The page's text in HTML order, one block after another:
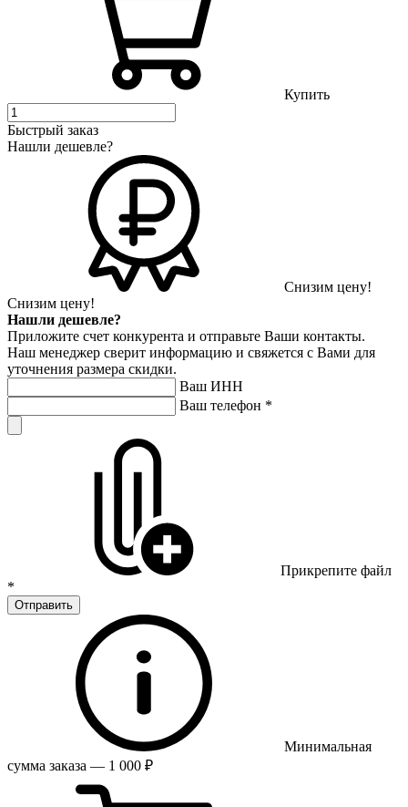
Купить
Быстрый заказ
Нашли дешевле?
Снизим цену!
Снизим цену!
Нашли дешевле?
Приложите счет конкурента и отправьте Ваши контакты.
Наш менеджер сверит информацию и свяжется с Вами для
уточнения размера скидки.
Ваш ИНН
Ваш телефон *
Прикрепите файл
*
Отправить
Минимальная
сумма заказа — 1 000 ₽